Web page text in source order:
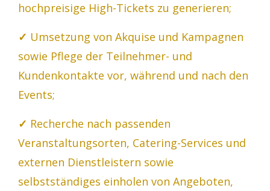
hochpreisige High-Tickets zu generieren;
✓ Umsetzung von Akquise und Kampagnen
sowie Pflege der Teilnehmer- und
Kundenkontakte vor, während und nach den
Events;
✓ Recherche nach passenden
Veranstaltungsorten, Catering-Services und
externen Dienstleistern sowie
selbstständiges einholen von Angeboten,